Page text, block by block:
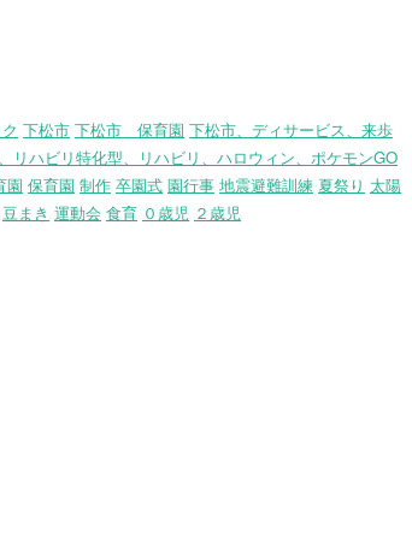
下松市 下松市 保育園 下松市、ディサービス、来歩
リハビリ特化型、リハビリ、ハロウィン、ポケモンGO
園 保育園 制作 卒園式 園行事 地震避難訓練 夏祭り 太陽
豆まき 運動会 食育 ０歳児 ２歳児